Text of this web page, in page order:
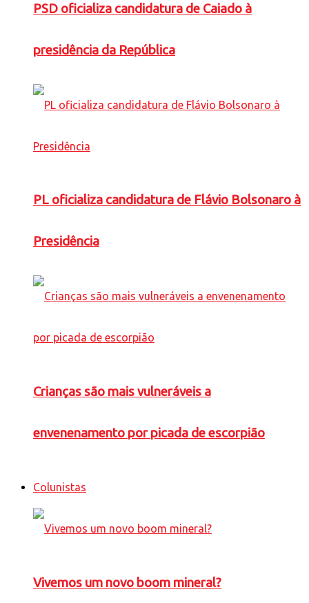
PSD oficializa candidatura de Caiado à
presidência da República
PL oficializa candidatura de Flávio Bolsonaro à
Presidência
Crianças são mais vulneráveis a
envenenamento por picada de escorpião
Colunistas
Vivemos um novo boom mineral?